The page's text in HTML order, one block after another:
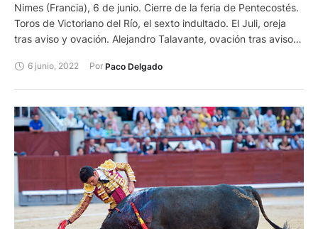
Nimes (Francia), 6 de junio. Cierre de la feria de Pentecostés.
Toros de Victoriano del Río, el sexto indultado. El Juli, oreja
tras aviso y ovación. Alejandro Talavante, ovación tras aviso y
Nimes (Francia), 6 de junio. Matinal. Toros de Fermín
orejas.
6 junio, 2022 Por Paco Delgado